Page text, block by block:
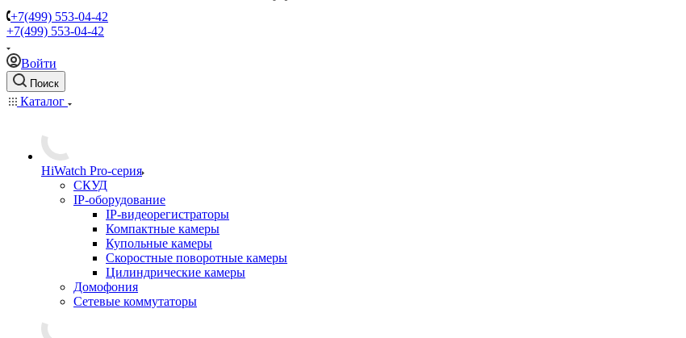
+7(499) 553-04-42
+7(499) 553-04-42
Войти
Поиск
Каталог
HiWatch Pro-серия
CКУД
IP-оборудование
IP-видеорегистраторы
Компактные камеры
Купольные камеры
Скоростные поворотные камеры
Цилиндрические камеры
Домофония
Сетевые коммутаторы